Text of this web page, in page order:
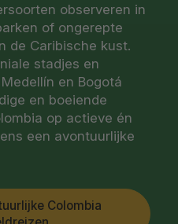
observeren in
of ongerepte
de Caribische kust.
stadjes en
en Bogotá
en boeiende
op actieve én
een avontuurlijke
Colombia